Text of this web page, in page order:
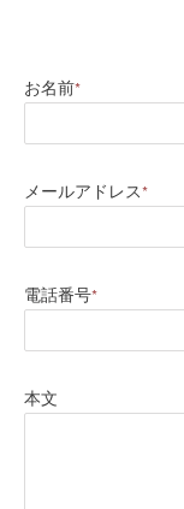
お名前*
メールアドレス*
電話番号*
本文